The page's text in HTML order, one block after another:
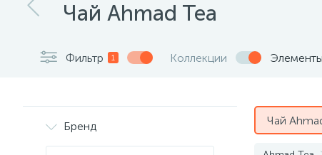
Чай Ahmad Tea
Фильтр 1 Коллекции Элементы
Бренд Чай